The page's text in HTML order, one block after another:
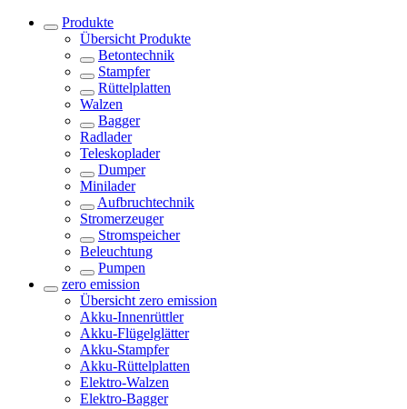
Produkte
Übersicht Produkte
Betontechnik
Stampfer
Rüttelplatten
Walzen
Bagger
Radlader
Teleskoplader
Dumper
Minilader
Aufbruchtechnik
Stromerzeuger
Stromspeicher
Beleuchtung
Pumpen
zero emission
Übersicht zero emission
Akku-Innenrüttler
Akku-Flügelglätter
Akku-Stampfer
Akku-Rüttelplatten
Elektro-Walzen
Elektro-Bagger